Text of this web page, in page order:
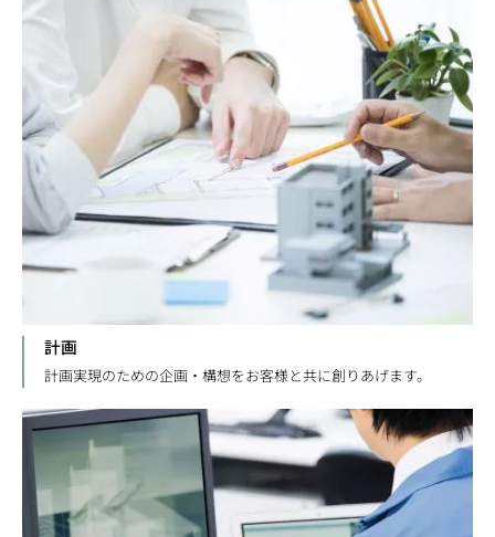
計画
計画実現のための企画・構想をお客様と共に創りあげます。